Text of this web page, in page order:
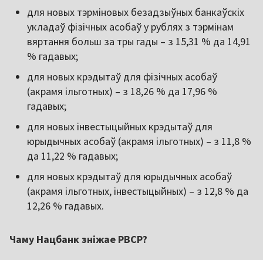
для новых тэрміновых безадзыўных банкаўскіх
укладаў фізічных асобаў у рублях з тэрмінам
вяртання больш за тры гады – з 15,31 % да 14,91
% гадавых;
для новых крэдытаў для фізічных асобаў
(акрамя ільготных) – з 18,26 % да 17,96 %
гадавых;
для новых інвестыцыйных крэдытаў для
юрыдычных асобаў (акрамя ільготных) – з 11,8 %
да 11,22 % гадавых;
для новых крэдытаў для юрыдычных асобаў
(акрамя ільготных, інвестыцыйных) – з 12,8 % да
12,26 % гадавых.
Чаму Нацбанк зніжае РВСР?